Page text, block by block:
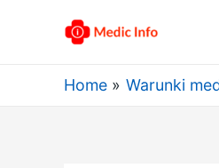
Home Warunki